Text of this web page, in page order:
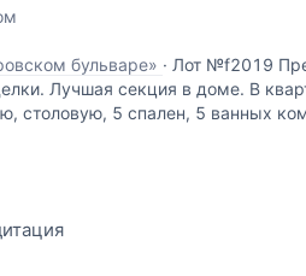
бульваре» · Лот №f2019
Лучшая секция в доме. В
столовую, 5 спален, 5 ванных